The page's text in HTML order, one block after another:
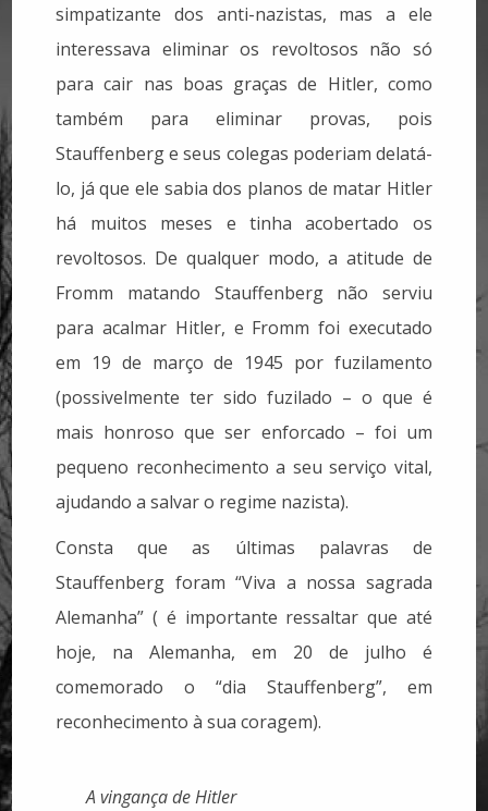
simpatizante dos anti-nazistas, mas a ele
interessava eliminar os revoltosos não só
para cair nas boas graças de Hitler, como
também para eliminar provas, pois
Stauffenberg e seus colegas poderiam delatá-
lo, já que ele sabia dos planos de matar Hitler
há muitos meses e tinha acobertado os
revoltosos. De qualquer modo, a atitude de
Fromm matando Stauffenberg não serviu
para acalmar Hitler, e Fromm foi executado
em 19 de março de 1945 por fuzilamento
(possivelmente ter sido fuzilado – o que é
mais honroso que ser enforcado – foi um
pequeno reconhecimento a seu serviço vital,
ajudando a salvar o regime nazista).
Consta que as últimas palavras de
Stauffenberg foram “Viva a nossa sagrada
Alemanha” ( é importante ressaltar que até
hoje, na Alemanha, em 20 de julho é
comemorado o “dia Stauffenberg”, em
reconhecimento à sua coragem).
A vingança de Hitler